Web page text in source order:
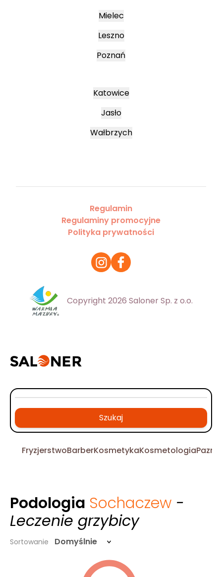
Mielec
Leszno
Poznań
Katowice
Jasło
Wałbrzych
Regulamin
Regulaminy promocyjne
Polityka prywatności
Copyright 2026 Saloner Sp. z o.o.
Szukaj
FryzjerstwoBarberKosmetykaKosmetologia
Podologia Sochaczew -
Leczenie grzybicy
Sortowanie Domyślnie